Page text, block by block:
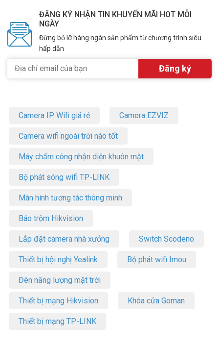
ĐĂNG KÝ NHẬN TIN KHUYẾN MÃI HOT MỖI
NGÀY
Đừng bỏ lỡ hàng ngàn sản phẩm từ chương trình siêu
hấp dẫn
Camera IP Wifi giá rẻ Camera EZVIZ
Camera wifi ngoài trời nào tốt
Máy chấm công nhận diện khuôn mặt
Bộ phát sóng wifi TP-LINK
Màn hình tương tác thông minh
Báo trộm Hikvision
Lắp đặt camera nhà xưởng Switch Scodeno
Thiết bị hội nghị Yealink Bộ phát wifi Imou
Đèn năng lượng mặt trời
Thiết bị mạng Hikvision Khóa cửa Goman
Thiết bị mạng TP-LINK